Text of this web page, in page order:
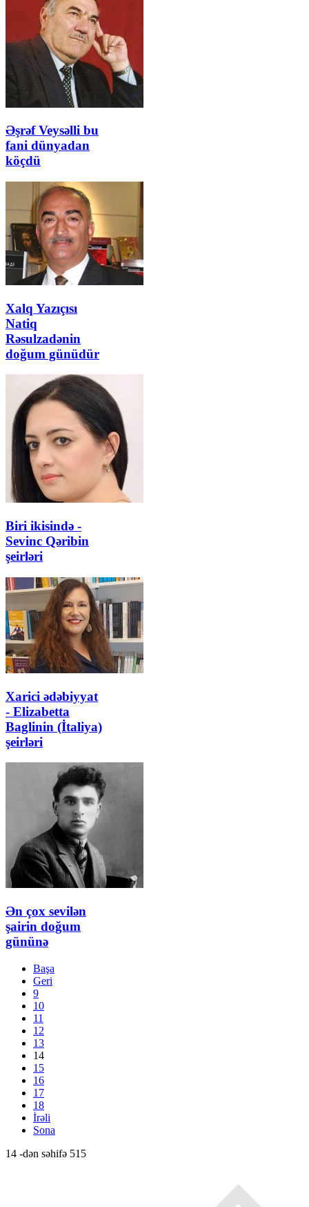
Əşrəf Veysəlli bu
fani dünyadan
köçdü
Xalq Yazıçısı
Natiq
Rəsulzadənin
doğum günüdür
Biri ikisində -
Sevinc Qəribin
şeirləri
Xarici ədəbiyyat
- Elizabetta
Baglinin (İtaliya)
şeirləri
Ən çox sevilən
şairin doğum
gününə
Başa
Geri
9
10
11
12
13
14
15
16
17
18
İrəli
Sona
14 -dən səhifə 515